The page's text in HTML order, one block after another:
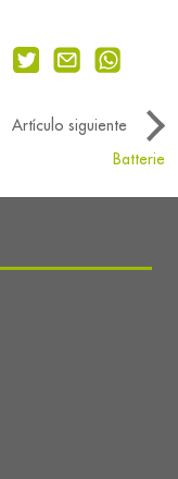
Artículo siguiente
Batterie